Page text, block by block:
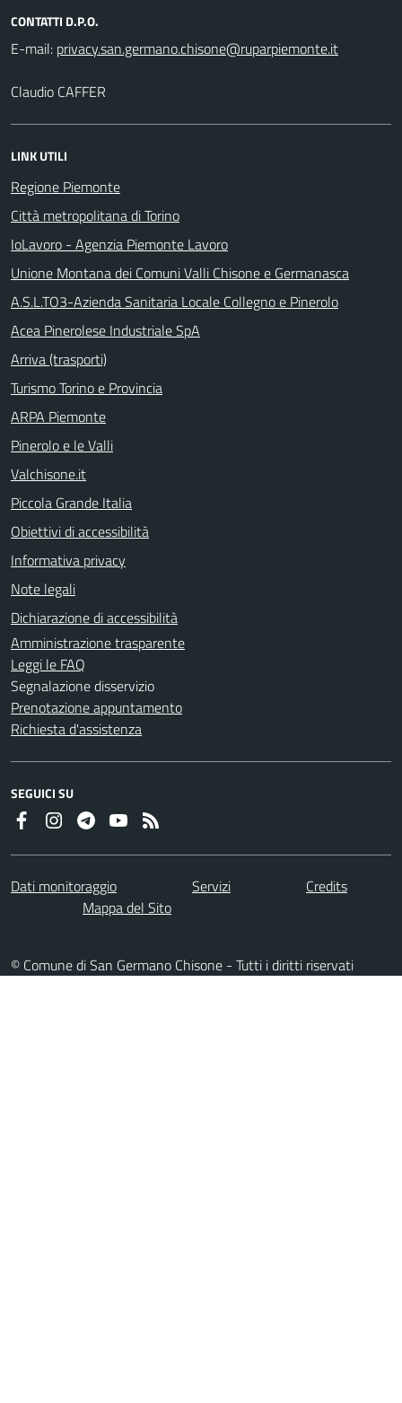
CONTATTI D.P.O.
E-mail:
Claudio CAFFER
LINK UTILI
Regione Piemonte
Città metropolitana di Torino
IoLavoro - Agenzia Piemonte Lavoro
Unione Montana dei Comuni Valli Chisone e Germanasca
A.S.L.TO3-Azienda Sanitaria Locale Collegno e Pinerolo
Acea Pinerolese Industriale SpA
Arriva (trasporti)
Turismo Torino e Provincia
ARPA Piemonte
Pinerolo e le Valli
Valchisone.it
Piccola Grande Italia
Obiettivi di accessibilità
Informativa privacy
Note legali
Dichiarazione di accessibilità
Amministrazione trasparente
Leggi le FAQ
Segnalazione disservizio
Prenotazione appuntamento
Richiesta d'assistenza
SEGUICI SU
Dati monitoraggio Servizi
Credits
Mappa del Sito
© Comune di San Germano Chisone - Tutti i diritti riservati